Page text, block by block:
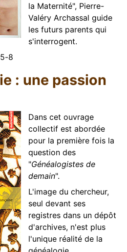
la Maternité", Pierre-
Valéry Archassal guide
les futurs parents qui
s'interrogent.
8
: une passion
Dans cet ouvrage
collectif est abordée
pour la première fois la
question des
"Généalogistes de
demain".
L'image du chercheur,
seul devant ses
registres dans un dépôt
d'archives, n'est plus
l'unique réalité de la